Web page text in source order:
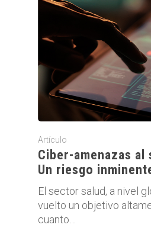
Artículo
Ciber-amenazas
Un riesgo
El sector salud, a nivel
vuelto un objetivo
cuanto…